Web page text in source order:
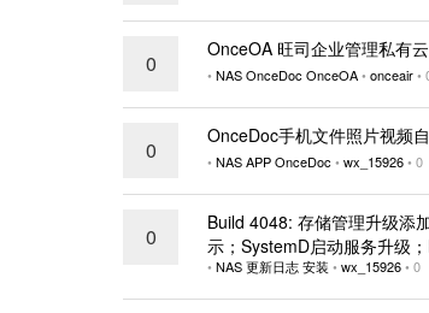
0
OnceOA 旺司企业管理私有
• NASOnceDoc OnceOA• onceair•
0
OnceDoc手机文件照片视频
• NASAPPOnceDoc • wx_15926• 0
0
Build 4048: 存储管理升级添
示；SystemD启动服务升级
• NAS更新日志安装 • wx_15926• 0